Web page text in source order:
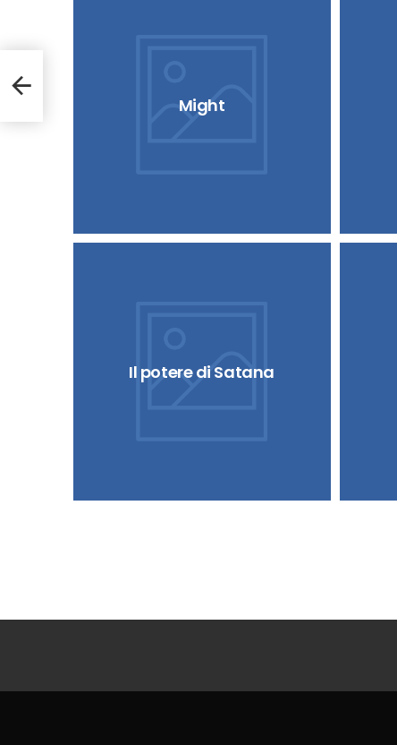
Might
Il potere di Satana